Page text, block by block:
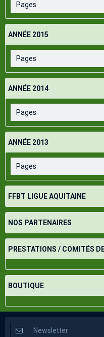
ANNÉE 2015
ANNÉE 2014
ANNÉE 2013
FFBT LIGUE AQUITAINE
NOS PARTENAIRES
PRESTATIONS / COMITÉS
BOUTIQUE